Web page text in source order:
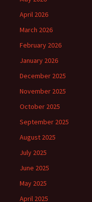
April 2026
March 2026
February 2026
January 2026
December 2025
November 2025
October 2025
September 2025
August 2025
July 2025
June 2025
May 2025
April 2025